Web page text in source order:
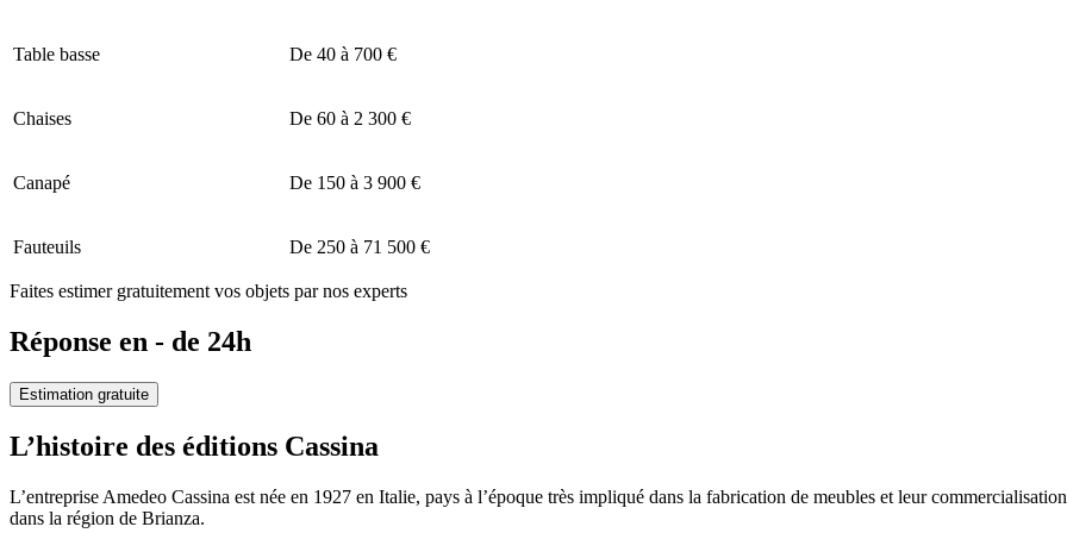
Table basse De 40 à 700 €
Chaises De 60 à 2 300 €
Canapé De 150 à 3 900 €
Fauteuils De 250 à 71 500 €
Faites estimer gratuitement vos objets par nos experts
Réponse en - de 24h
Estimation gratuite
L’histoire des éditions Cassina
L’entreprise Amedeo Cassina est née en 1927 en Italie, pays à l’époque très impliqué dans la fabrication de meubles et leur
dans la région de Brianza.